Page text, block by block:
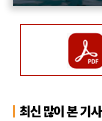
최신 많이 본 기사